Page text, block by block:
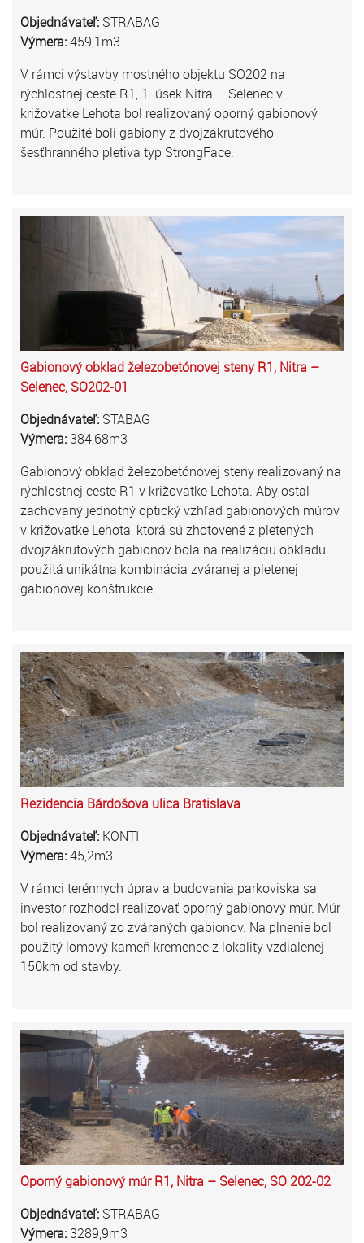
Objednávateľ: STRABAG
Výmera:459,1m3
V rámci výstavby mostného objektu SO202 na
rýchlostnej ceste R1, 1. úsek Nitra – Selenec v
križovatke Lehota bol realizovaný oporný gabionový
múr. Použité boli gabiony z dvojzákrutového
šesťhranného pletiva typ StrongFace.
Gabionový obklad železobetónovej steny R1, Nitra –
Selenec, SO202-01
Objednávateľ: STABAG
Výmera: 384,68m3
Gabionový obklad železobetónovej steny realizovaný na
rýchlostnej ceste R1 v križovatke Lehota. Aby ostal
zachovaný jednotný optický vzhľad gabionových múrov
v križovatke Lehota, ktorá sú zhotovené z pletených
dvojzákrutových gabionov bola na realizáciu obkladu
použitá unikátna kombinácia zváranej a pletenej
gabionovej konštrukcie.
Rezidencia Bárdošova ulica Bratislava
Objednávateľ: KONTI
Výmera:45,2m3
V rámci terénnych úprav a budovania parkoviska sa
investor rozhodol realizovať oporný gabionový múr. Múr
bol realizovaný zo zváraných gabionov. Na plnenie bol
použitý lomový kameň kremenec z lokality vzdialenej
150km od stavby.
Oporný gabionový múr R1, Nitra – Selenec, SO 202-02
Objednávateľ: STRABAG
Výmera: 3289,9m3